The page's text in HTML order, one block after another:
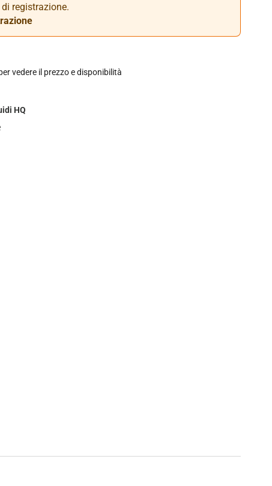
registrazione.
vedere il prezzo e disponibilità
HQ